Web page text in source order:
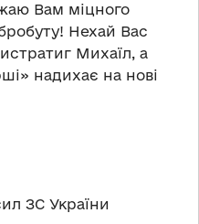
Вам міцного
Нехай Вас
Михаїл, а
надихає на нові
ЗС України